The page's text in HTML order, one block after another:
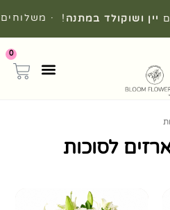
יין ושוקולד במתנה ! · משלוחים
0
לסוכות